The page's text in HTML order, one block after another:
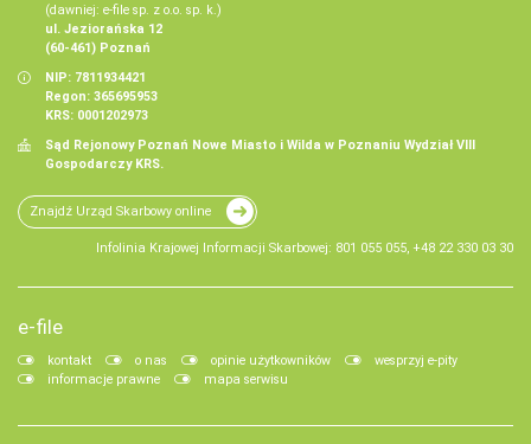
(dawniej: e-file sp. z o.o. sp. k.)
ul. Jeziorańska 12
(60-461) Poznań
NIP: 7811934421
Regon: 365695953
KRS: 0001202973
Sąd Rejonowy Poznań Nowe Miasto i Wilda w Poznaniu Wydział VIII
Gospodarczy KRS.
Znajdź Urząd Skarbowy online
Infolinia Krajowej Informacji Skarbowej: 801 055 055, +48 22 330 03 30
e-file
kontakt o nas opinie użytkowników
wesprzyj e-pity
informacje prawne
mapa serwisu